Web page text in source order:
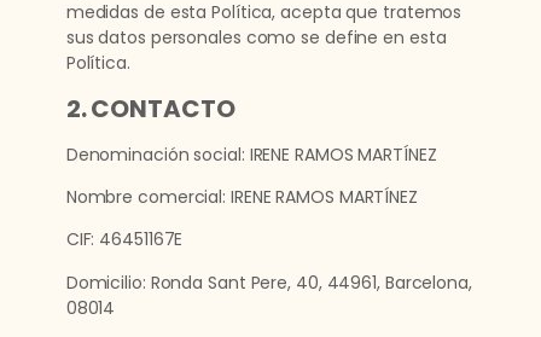
medidas de esta Política, acepta que tratemos
sus datos personales como se define en esta
Política.
2. CONTACTO
Denominación social: IRENE RAMOS MARTÍNEZ
Nombre comercial: IRENE RAMOS MARTÍNEZ
CIF: 46451167E
Domicilio: Ronda Sant Pere, 40, 44961, Barcelona,
08014